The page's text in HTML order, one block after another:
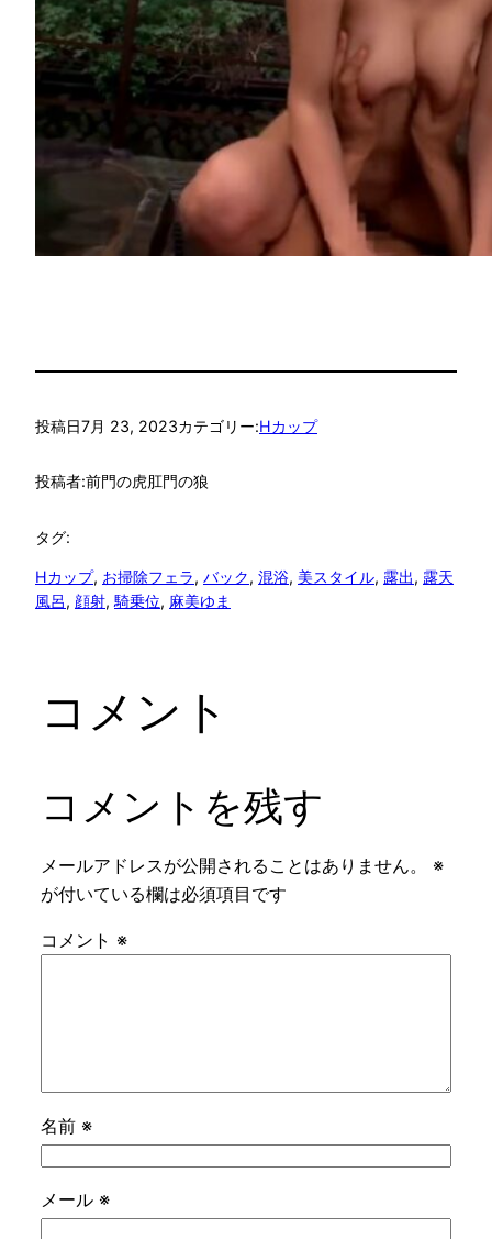
投稿日7月 23, 2023カテゴリー:Hカップ
投稿者:前門の虎肛門の狼
タグ:
Hカップ, お掃除フェラ, バック, 混浴, 美スタイル, 露出, 露天
風呂, 顔射, 騎乗位, 麻美ゆま
コメント
コメントを残す
メールアドレスが公開されることはありません。
※
が付いている欄は必須項目です
コメント ※
名前 ※
メール ※